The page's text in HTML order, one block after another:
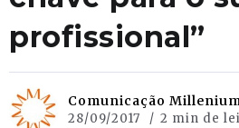
profissional”
Comunicação
28/09/2017 2 min de